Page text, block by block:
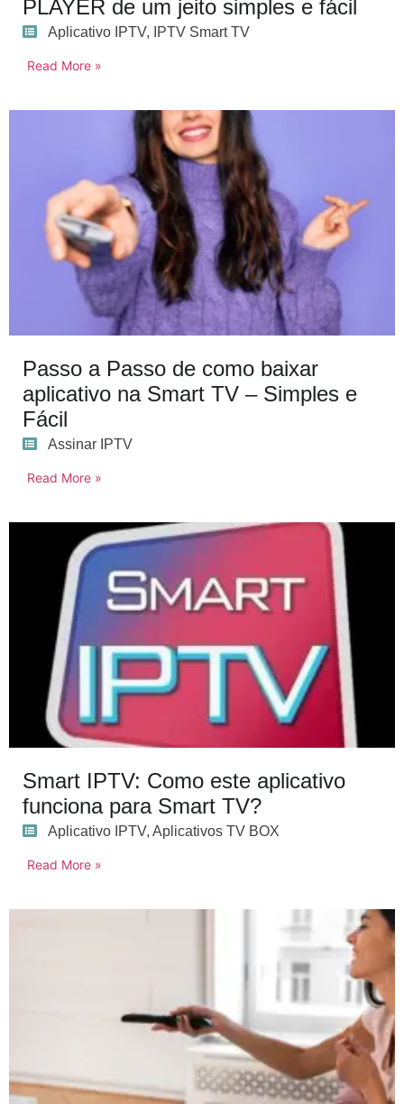
PLAYER de um jeito simples e fácil
Aplicativo IPTV, IPTV Smart TV
Read More »
Passo a Passo de como baixar
aplicativo na Smart TV – Simples e
Fácil
Assinar IPTV
Read More »
Smart IPTV: Como este aplicativo
funciona para Smart TV?
Aplicativo IPTV, Aplicativos TV BOX
Read More »